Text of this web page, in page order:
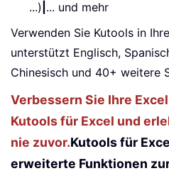
...) ... und mehr
Verwenden Sie Kutools in
unterstützt Englisch,
Chinesisch und 40+ weitere
Verbessern Sie Ihre
Kutools für Excel und
nie zuvor.Kutools für
erweiterte Funktionen